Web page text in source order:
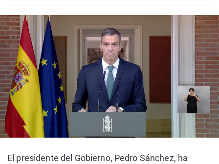
El presidente del Gobierno, Pedro Sánchez, ha